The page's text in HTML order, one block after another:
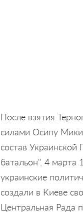
После взятия
силами Осипу
состав
батальон". 4
украинские
создали в Киеве
Центральная Рада